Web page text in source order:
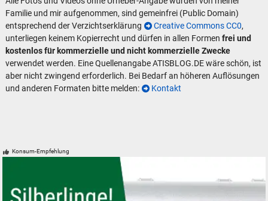
Familie und mir aufgenommen, sind gemeinfrei (Public Domain)
entsprechend der Verzichtserklärung
Creative Commons CC0,
unterliegen keinem Kopierrecht und dürfen in allen Formen frei und
kostenlos für kommerzielle und nicht kommerzielle Zwecke
verwendet werden. Eine Quellenangabe ATISBLOG.DE wäre schön, ist
aber nicht zwingend erforderlich. Bei Bedarf an höheren Auflösungen
und anderen Formaten bitte melden:
Kontakt
Konsum-Empfehlung